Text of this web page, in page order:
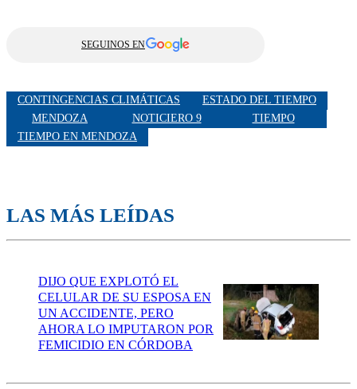
SEGUINOS EN
CONTINGENCIAS CLIMÁTICAS
ESTADO DEL TIEMPO
MENDOZA
NOTICIERO 9
TIEMPO
TIEMPO EN MENDOZA
LAS MÁS LEÍDAS
DIJO QUE EXPLOTÓ EL
CELULAR DE SU ESPOSA EN
UN ACCIDENTE, PERO
AHORA LO IMPUTARON POR
FEMICIDIO EN CÓRDOBA